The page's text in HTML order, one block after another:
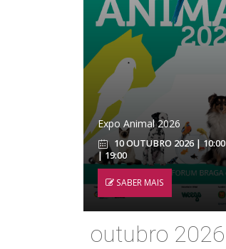
Expo Animal 2026
10 OUTUBRO 2026 |
| 19:00
SABER MAIS
outubro 2026